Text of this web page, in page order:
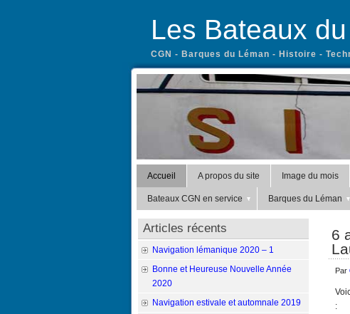
Les Bateaux
CGN - Barques du Léman - Histoire -
Accueil A propos du site Image du mois
Bateaux CGN en service Barques du Léman
6
Par
:
Articles récents
Navigation lémanique 2020 – 1
Bonne et Heureuse Nouvelle Année
2020
Navigation estivale et automnale 2019